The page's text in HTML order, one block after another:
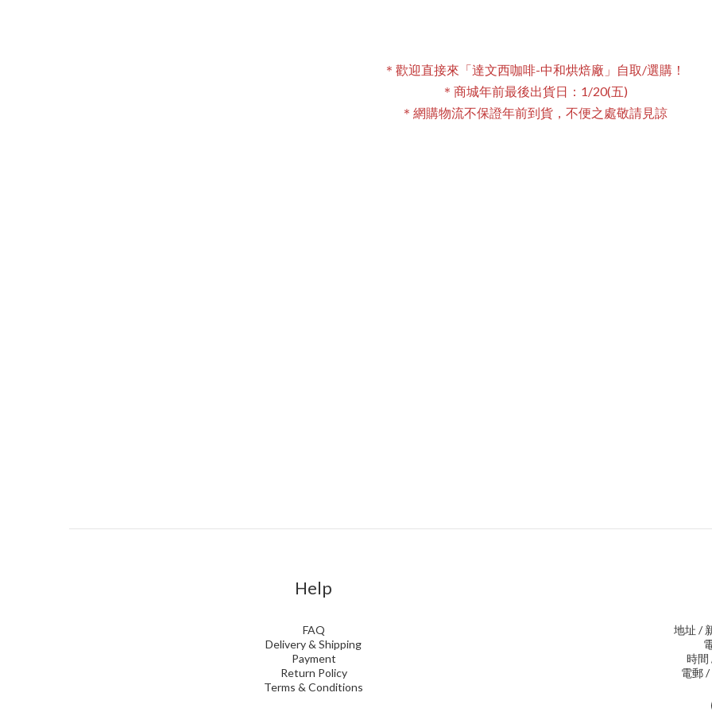
＊歡迎直接來「達文西咖啡-中和烘焙廠」自取/選購！
＊商城年前最後出貨日：1/20(五)
＊網購物流不保證年前到貨，不便之處敬請見諒
Help
FAQ
Delivery & Shipping
Payment
Return Policy
Terms & Conditions
地址 /
時間
電郵